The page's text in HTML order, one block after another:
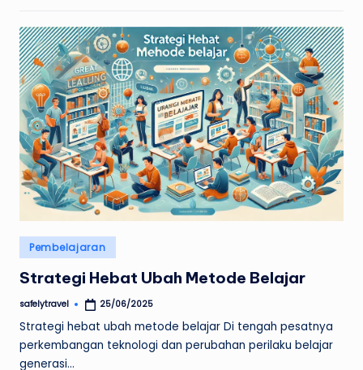
Posted
in
Pembelajaran
Strategi Hebat Ubah Metode Belajar
Posted
safelytravel 25/06/2025
Strategi hebat ubah metode belajar Di tengah pesatnya
perkembangan teknologi dan perubahan perilaku belajar
generasi…